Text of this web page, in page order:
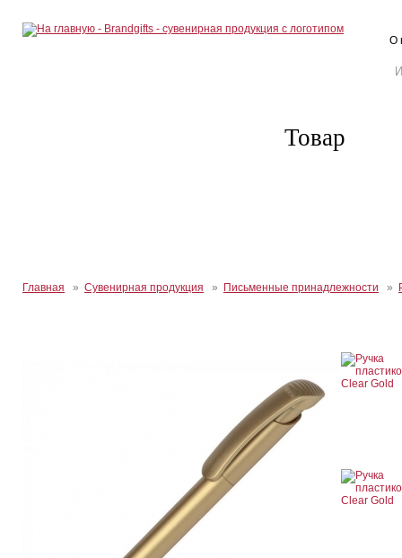
О
Товар
Главная » Сувенирная продукция » Письменные принадлежности »